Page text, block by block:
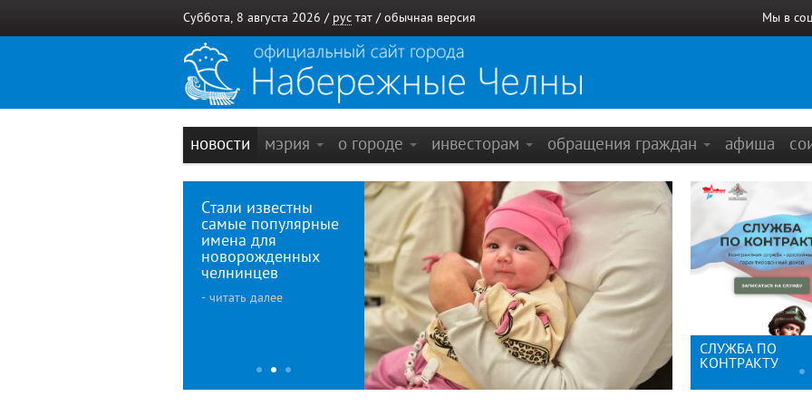
Суббота, 8 августа 2026 / рус тат / обычная версия Мы в
новости мэрия о городе инвесторам обращения граждан афиша
Стали известны
самые популярные
имена для
новорожденных
челнинцев
- читать далее
1 2 3
Деловой
понедельник
400-летие города
Набережные Челны:
брендбук
СЛУЖБА ПО
КОНТРАКТУ